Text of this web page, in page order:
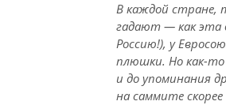
В каждой стране,
гадают — как эта
Россию!), у
плюшки. Но как-то
и до упоминания
на саммите скорее